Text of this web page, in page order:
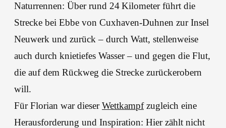
Naturrennen: Über rund 24 Kilometer führt die
Strecke bei Ebbe von Cuxhaven-Duhnen zur Insel
Neuwerk und zurück – durch Watt, stellenweise
auch durch knietiefes Wasser – und gegen die Flut,
die auf dem Rückweg die Strecke zurückerobern
will.
Für Florian war dieserWettkampfzugleich eine
Herausforderung und Inspiration: Hier zählt nicht